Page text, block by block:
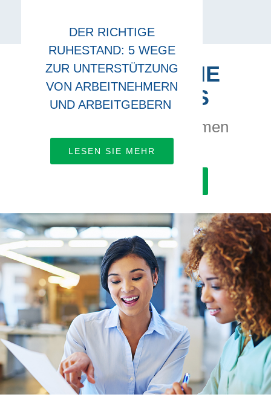
DER RICHTIGE
RUHESTAND: 5 WEGE
ZUR UNTERSTÜTZUNG
VON ARBEITNEHMERN
UND ARBEITGEBERN
LESEN SIE MEHR
VERBINDEN SIE
SICH MIT UNS
Lassen Sie uns zusammen
arbeiten